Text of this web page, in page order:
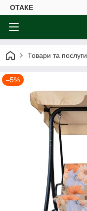
ОТАКЕ
Товари та послуги
–5%